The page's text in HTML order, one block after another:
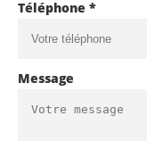
Téléphone *
Message